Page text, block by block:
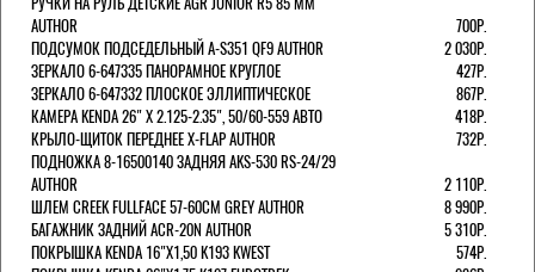
AUTHOR
700Р.
ПОДСУМОК ПОДСЕДЕЛЬНЫЙ A-S351 QF9 AUTHOR
2 030Р.
ЗЕРКАЛО 6-647335 ПАНОРАМНОЕ КРУГЛОЕ
427Р.
ЗЕРКАЛО 6-647332 ПЛОСКОЕ ЭЛЛИПТИЧЕСКОЕ
867Р.
КАМЕРА KENDA 26" Х 2.125-2.35", 50/60-559 АВТО
418Р.
КРЫЛО-ЩИТОК ПЕРЕДНЕЕ X-FLAP AUTHOR
732Р.
ПОДНОЖКА 8-16500140 ЗАДНЯЯ AKS-530 RS-24/29
AUTHOR
2 110Р.
ШЛЕМ CREEK FULLFACE 57-60СМ GREY AUTHOR
8 990Р.
БАГАЖНИК ЗАДНИЙ ACR-20N AUTHOR
5 310Р.
ПОКРЫШКА KENDA 16"Х1,50 K193 KWEST
574Р.